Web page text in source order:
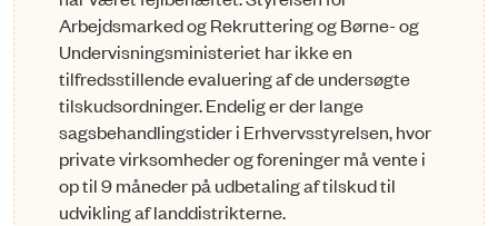
Arbejdsmarked og Rekruttering og Børne- og
Undervis­ningsministeriet har ikke en
tilfredsstillende evaluering af de undersøgte
tilskudsordninger. Endelig er der lange
sagsbehandlingstider i Erhvervsstyrelsen, hvor
private virksomheder og foreninger må vente i
op til 9 måneder på udbetaling af tilskud til
udvikling af landdistrikterne.